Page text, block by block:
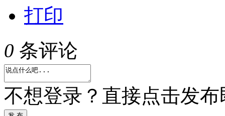
打印
0 条评论
不想登录？直接点击发